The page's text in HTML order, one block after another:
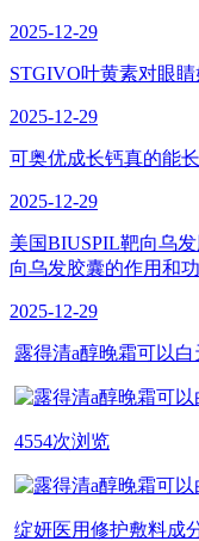
2025-12-29
STGIVO叶黄素对眼
2025-12-29
可奥优成长钙真的能
2025-12-29
美国BIUSPIL靶向乌
向乌发胶囊的作用和
2025-12-29
露得清a醇晚霜可以
4554次浏览
绽妍医用修护敷料成